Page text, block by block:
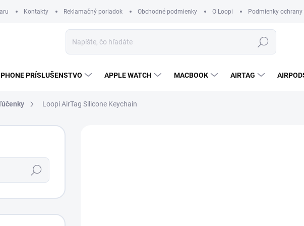
Kontakty Reklamačný poriadok Obchodné podmienky O Loopi Podmienky ochrany
Hľadať
PRÍSLUŠENSTVO APPLE WATCH MACBOOK AIRTAG
Loopi AirTag Silicone Keychain
Hľadať